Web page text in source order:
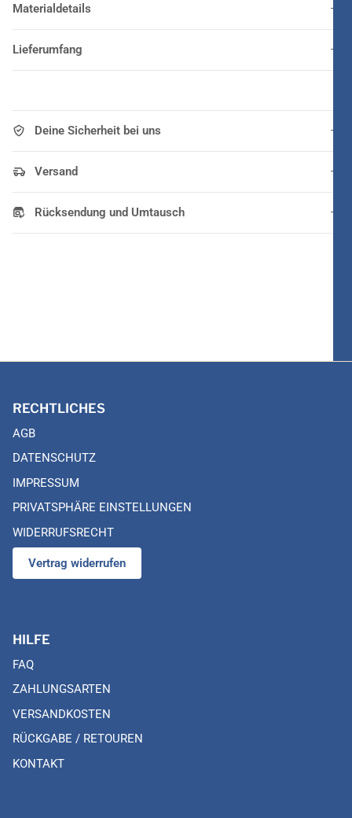
Materialdetails
Lieferumfang
Deine Sicherheit bei uns
Versand
Rücksendung und Umtausch
RECHTLICHES
AGB
DATENSCHUTZ
IMPRESSUM
PRIVATSPHÄRE EINSTELLUNGEN
WIDERRUFSRECHT
Vertrag widerrufen
HILFE
FAQ
ZAHLUNGSARTEN
VERSANDKOSTEN
RÜCKGABE / RETOUREN
KONTAKT